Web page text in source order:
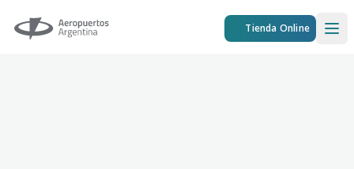
Aeropuertos Argentina Tienda Online